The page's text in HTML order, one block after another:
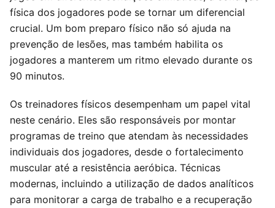
física dos jogadores pode se tornar um diferencial
crucial. Um bom preparo físico não só ajuda na
prevenção de lesões, mas também habilita os
jogadores a manterem um ritmo elevado durante os
90 minutos.
Os treinadores físicos desempenham um papel vital
neste cenário. Eles são responsáveis por montar
programas de treino que atendam às necessidades
individuais dos jogadores, desde o fortalecimento
muscular até a resistência aeróbica. Técnicas
modernas, incluindo a utilização de dados analíticos
para monitorar a carga de trabalho e a recuperação